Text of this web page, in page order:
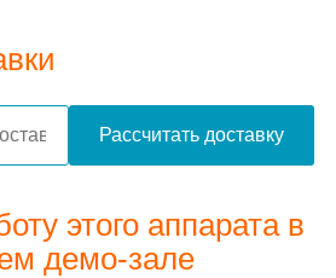
Рассчитать доставку
этого аппарата в
демо-зале